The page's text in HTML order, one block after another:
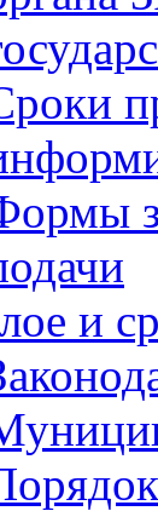
и